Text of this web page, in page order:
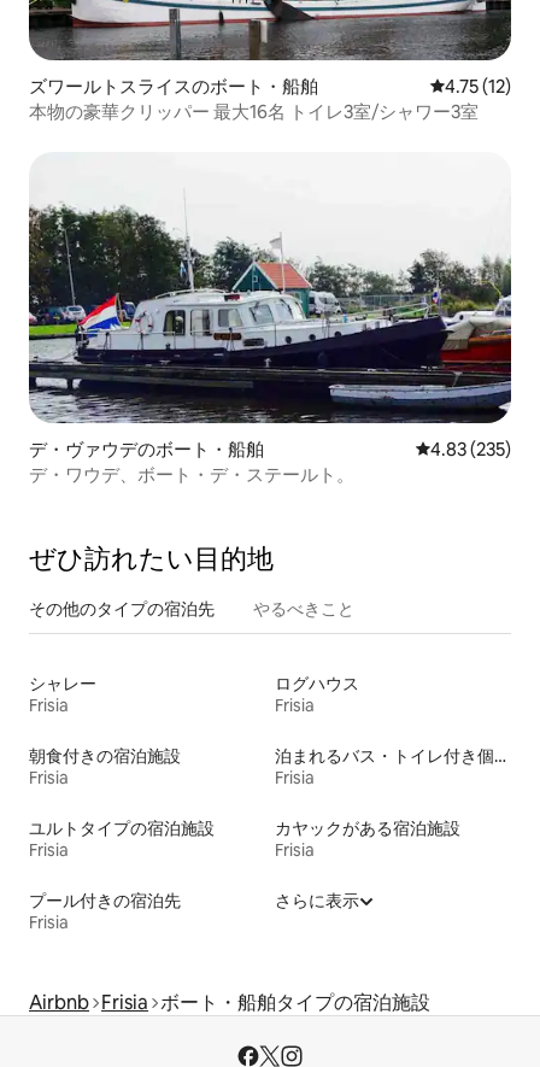
ズワールトスライスのボート・船舶 レビュー12
4.75 (12)
本物の豪華クリッパー 最大16名 トイレ3室/シャワー3室
デ・ヴァウデのボート・船舶 レビュー235
4.83 (235)
デ・ワウデ、ボート・デ・ステールト。
ぜひ訪⁠れ⁠た⁠い目⁠的⁠地
その他のタ⁠イ⁠プ⁠の宿⁠泊⁠先 やるべきこと
シャレー
Frisia
ログハウス
Frisia
朝食付きの宿泊施設
Frisia
泊まれるバス・トイレ付き個室
Frisia
ユルトタイプの宿泊施設
Frisia
カヤックがある宿泊施設
Frisia
プール付きの宿泊先
Frisia
さらに表示
Airbnb Frisia ボート・船舶タイプの宿泊施設